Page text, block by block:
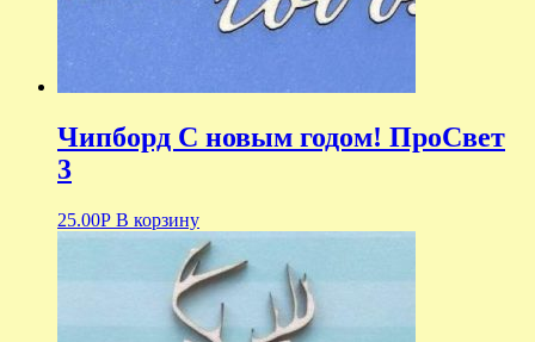
Чипборд С новым годом! ПроСвет
3
25.00Р В корзину